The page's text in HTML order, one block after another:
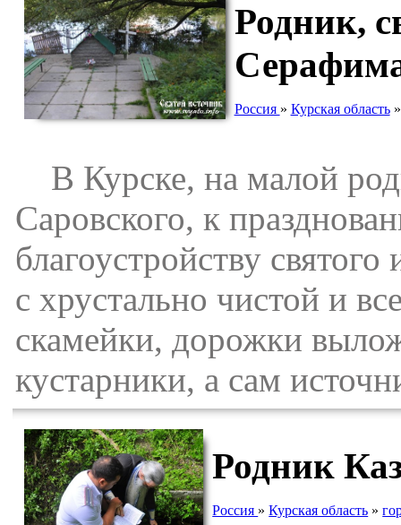
Родник,
Россия » Курская область
В Курске, на малой
Саровского, к
благоустройству
с хрустально чистой и
скамейки, дорожки
кустарники, а сам
Родник
Россия »Курская область »